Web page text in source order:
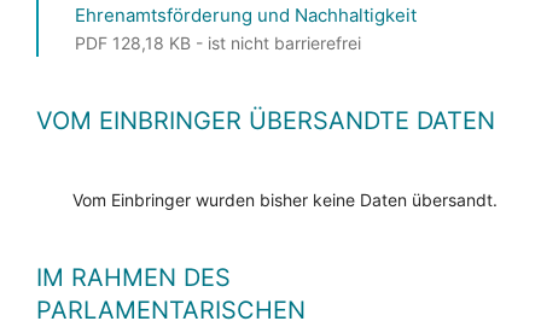
Ehrenamtsförderung und Nachhaltigkeit
PDF 128,18 KB - ist nicht barrierefrei
VOM EINBRINGER ÜBERSANDTE DATEN
Vom Einbringer wurden bisher keine Daten übersandt.
IM RAHMEN DES
PARLAMENTARISCHEN